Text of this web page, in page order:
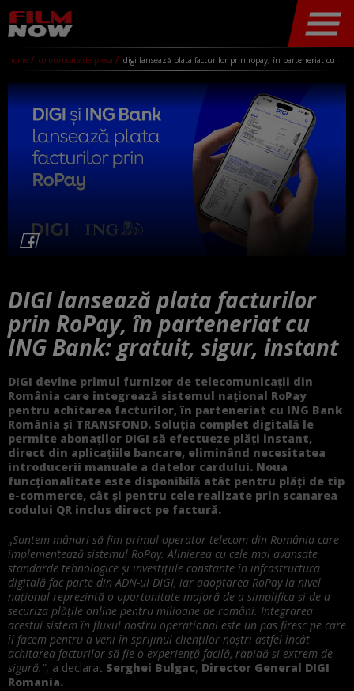
home comunicate de presa digi lansează plata facturilor prin ropay, în parteneriat cu ing bank: gratuit, sigur, instant
DIGI lansează plata facturilor
prin RoPay, în parteneriat cu
ING Bank: gratuit, sigur, instant
DIGI devine primul furnizor de telecomunicații din
România care integrează sistemul național RoPay
pentru achitarea facturilor, în parteneriat cu ING Bank
România și TRANSFOND. Soluția complet digitală le
permite abonaților DIGI să efectueze plăți instant,
direct din aplicațiile bancare, eliminând necesitatea
introducerii manuale a datelor cardului. Noua
funcționalitate este disponibilă atât pentru plăți de tip
e-commerce, cât și pentru cele realizate prin scanarea
codului QR inclus direct pe factură.
„Suntem mândri să fim primul operator telecom din România care
implementează sistemul RoPay. Alinierea cu cele mai avansate
standarde tehnologice și investițiile constante în infrastructura
digitală fac parte din ADN-ul DIGI, iar adoptarea RoPay la nivel
național reprezintă o oportunitate majoră de a simplifica și de a
securiza plățile online pentru milioane de români. Integrarea
acestui sistem în fluxul nostru operațional este un pas firesc pe care
îl facem pentru a veni în sprijinul clienților noștri astfel încât
achitarea facturilor să fie o experiență facilă, rapidă și extrem de
sigură.", a declarat Serghei Bulgac, Director General DIGI
Romania.